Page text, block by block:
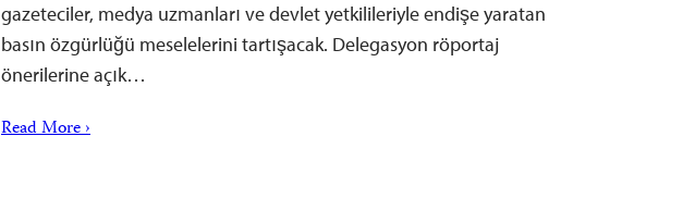
gazeteciler, medya uzmanları ve devlet yetkilileriyle endişe yaratan
basın özgürlüğü meselelerini tartışacak. Delegasyon röportaj
önerilerine açık…
Read More ›